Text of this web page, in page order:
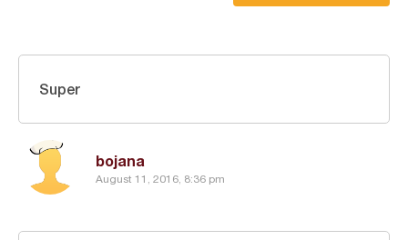
bojana
August 11, 2016, 8:36 pm
Super